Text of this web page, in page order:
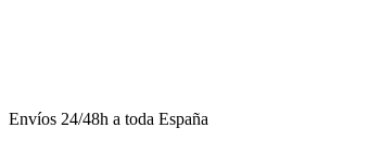
Envíos 24/48h a toda España